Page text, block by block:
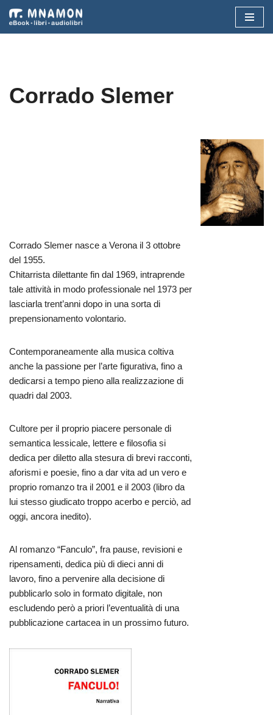
Vai
Corrado Slemer
Corrado Slemer nasce a Verona il 3 ottobre
del 1955.
Chitarrista dilettante fin dal 1969, intraprende
tale attività in modo professionale nel 1973 per
lasciarla trent’anni dopo in una sorta di
prepensionamento volontario.
Contemporaneamente alla musica coltiva
anche la passione per l’arte figurativa, fino a
dedicarsi a tempo pieno alla realizzazione di
quadri dal 2003.
Cultore per il proprio piacere personale di
semantica lessicale, lettere e filosofia si
dedica per diletto alla stesura di brevi racconti,
aforismi e poesie, fino a dar vita ad un vero e
proprio romanzo tra il 2001 e il 2003 (libro da
lui stesso giudicato troppo acerbo e perciò, ad
oggi, ancora inedito).
Al romanzo “Fanculo”, fra pause, revisioni e
ripensamenti, dedica più di dieci anni di
lavoro, fino a pervenire alla decisione di
pubblicarlo solo in formato digitale, non
escludendo però a priori l’eventualità di una
pubblicazione cartacea in un prossimo futuro.